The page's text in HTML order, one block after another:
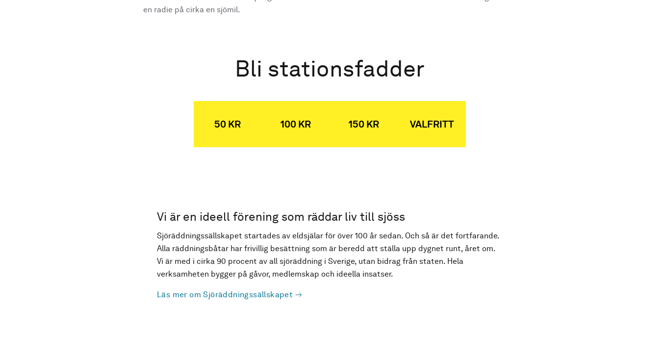
en radie på cirka en sjömil.
Bli stationsfadder
50 KR 100 KR 150 KR VALFRITT
Vi är en ideell förening som räddar liv till sjöss
Sjöräddningssällskapet startades av eldsjälar för över 100 år sedan. Och så är det fortfarande.
Alla räddningsbåtar har frivillig besättning som är beredd att ställa upp dygnet runt, året om.
Vi är med i cirka 90 procent av all sjöräddning i Sverige, utan bidrag från staten. Hela
verksamheten bygger på gåvor, medlemskap och ideella insatser.
Läs mer om Sjöräddningssällskapet